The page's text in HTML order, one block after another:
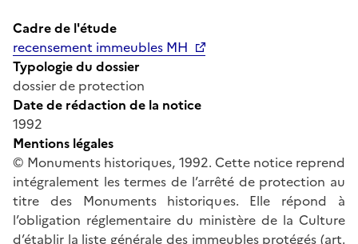
Cadre de l'étude
recensement immeubles MH
Typologie du dossier
dossier de protection
Date de rédaction de la notice
1992
Mentions légales
© Monuments historiques, 1992. Cette notice reprend
intégralement les termes de l’arrêté de protection au
titre des Monuments historiques. Elle répond à
l’obligation réglementaire du ministère de la Culture
d’établir la liste générale des immeubles protégés (art.